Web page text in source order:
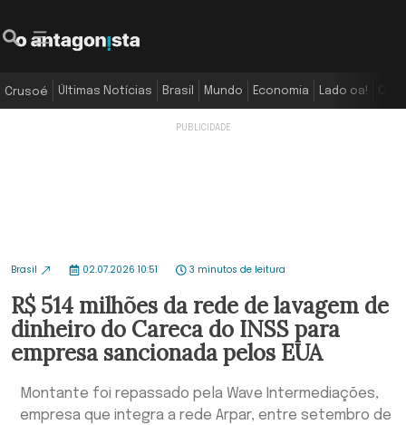
Crusoé Últimas Notícias Brasil Mundo Economia Lado oa!
Brasil 02.07.2026 10:51 3 minutos de leitura
R$ 514 milhões da rede de lavagem de
dinheiro do Careca do INSS para
empresa sancionada pelos EUA
Montante foi repassado pela Wave Intermediações,
empresa que integra a rede Arpar, entre setembro de